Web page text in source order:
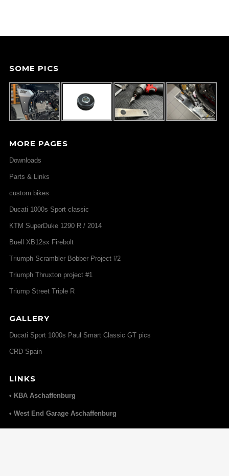
SOME PICS
MORE PAGES
Downloads
Parts & Links
custom bikes
Ducati 1000s Sport classic
KTM SuperDuke 1290 R / 2014
Buell XB12sx Firebolt
Triumph Scrambler Bobber Project #2
Triumph Thruxton project #1
Triump Street Triple R
GALLERY
Ducati Sport 1000s Paul Smart Classic GT pics
CRD Spain
LINKS
• KBA Aschaffenburg
• West End Garage Aschaffenburg
• Elmoko